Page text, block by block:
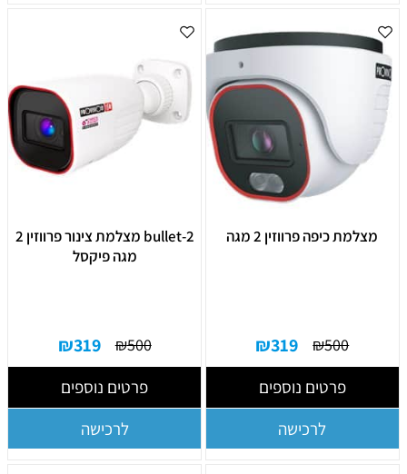
מצלמת כיפה פרווזין 2 מגה
₪500
₪319
פרטים נוספים
לרכישה
bullet-2 מצלמת צינור פרווזין 2
מגה פיקסל
₪500
₪319
פרטים נוספים
לרכישה